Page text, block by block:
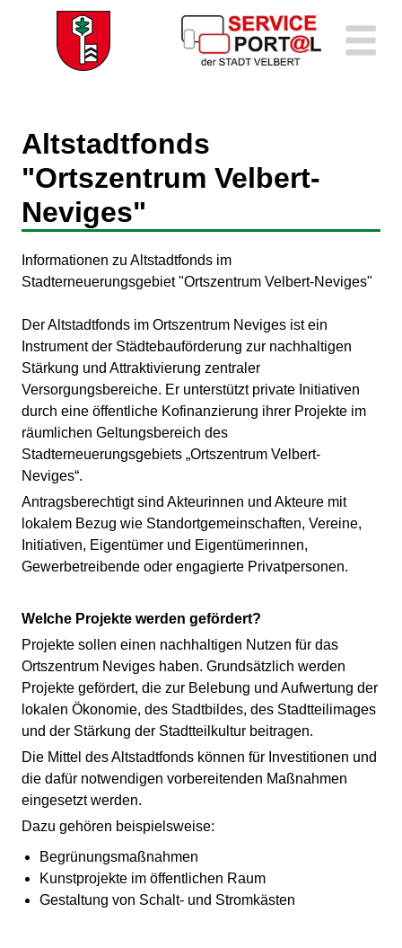
Zum Hauptinhalt springen
Zum Header
Zum Hauptinhalt
Zum Footer
Altstadtfonds
"Ortszentrum Velbert-
Neviges"
Kurzbeschreibung
Informationen zu Altstadtfonds im
Stadterneuerungsgebiet "Ortszentrum Velbert-Neviges"
Beschreibung
Der Altstadtfonds im Ortszentrum Neviges ist ein
Instrument der Städtebauförderung zur nachhaltigen
Stärkung und Attraktivierung zentraler
Versorgungsbereiche. Er unterstützt private Initiativen
durch eine öffentliche Kofinanzierung ihrer Projekte im
räumlichen Geltungsbereich des
Stadterneuerungsgebiets „Ortszentrum Velbert-
Neviges“.
Antragsberechtigt sind Akteurinnen und Akteure mit
lokalem Bezug wie Standortgemeinschaften, Vereine,
Initiativen, Eigentümer und Eigentümerinnen,
Gewerbetreibende oder engagierte Privatpersonen.
Welche Projekte werden gefördert?
Projekte sollen einen nachhaltigen Nutzen für das
Ortszentrum Neviges haben. Grundsätzlich werden
Projekte gefördert, die zur Belebung und Aufwertung der
lokalen Ökonomie, des Stadtbildes, des Stadtteilimages
und der Stärkung der Stadtteilkultur beitragen.
Die Mittel des Altstadtfonds können für Investitionen und
die dafür notwendigen vorbereitenden Maßnahmen
eingesetzt werden.
Dazu gehören beispielsweise:
Begrünungsmaßnahmen
Kunstprojekte im öffentlichen Raum
Gestaltung von Schalt- und Stromkästen